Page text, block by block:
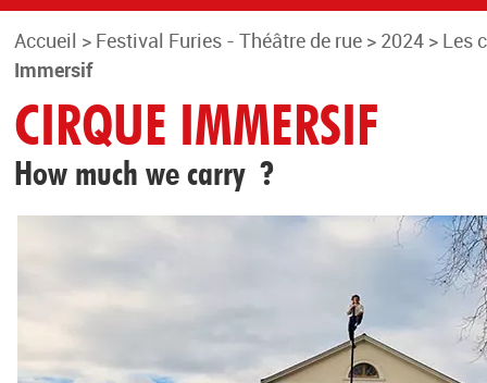
Accueil > Festival Furies - Théâtre de rue > 2024 > Les
Immersif
CIRQUE IMMERSIF
How much we carry ?